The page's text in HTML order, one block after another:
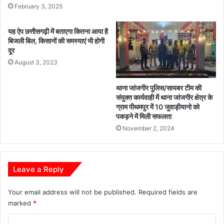
बि
जे
ल
में
बं
1
से
हो
गा
आ
February 3, 2025
यह ऐप छत्तीसगढ़ी में बताएगा कितना आया है
बिजली बिल, किसानों की समस्याएं भी होगी
दूर
August 3, 2023
थाना जांजगीर पुलिस/सायबर टीम की
संयुक्त कार्यवाही में थाना जांजगीर क्षेत्र के
ग्राम पीथमपुर में 10 जुवाड़ीयानो को
पकड़ने में मिली सफलता
November 2, 2024
Leave a Reply
Your email address will not be published. Required fields are
marked *